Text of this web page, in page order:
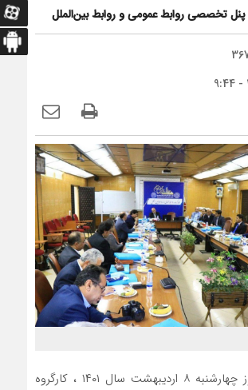
پنل تخصصی روابط عمومی و روابط بین‌الملل
بعد از ظهر امروز چهارشنبه ۸ اردیبهشت سال ۱۴۰۱ ، کارگروه